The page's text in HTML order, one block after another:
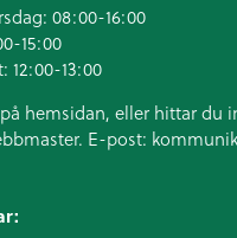
08:00-16:00
15:00
12:00-13:00
hemsidan, eller hittar du
E-post: